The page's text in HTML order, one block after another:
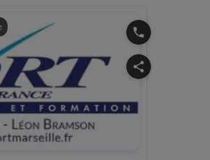
phone
share